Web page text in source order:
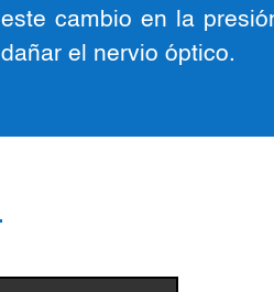
este cambio en la
dañar el nervio óptico.